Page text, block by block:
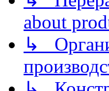
about
↳